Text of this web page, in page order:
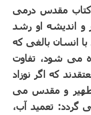
مقدس درمی
و اندیشه او رشد
انسان بالغی که
می شود، تفاوت
که اگر نوزاد
تطهیر و مقدس می
گردد: تعمید آب،